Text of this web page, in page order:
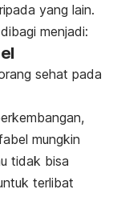
yang lain.
menjadi:
sehat pada
mungkin
tidak bisa
terlibat